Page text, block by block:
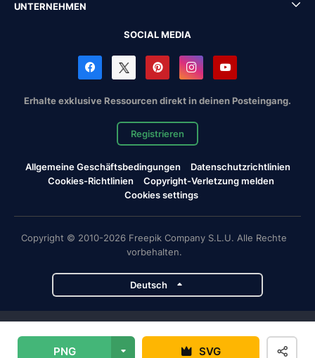
PNG SVG
UNTERNEHMEN
SOCIAL MEDIA
Erhalte exklusive Ressourcen direkt in deinen Posteingang.
Registrieren
Allgemeine Geschäftsbedingungen
Datenschutzrichtlinien
Cookies-Richtlinien
Copyright-Verletzung melden
Cookies settings
Copyright © 2010-2026 Freepik Company S.L.U. Alle Rechte
vorbehalten.
Deutsch